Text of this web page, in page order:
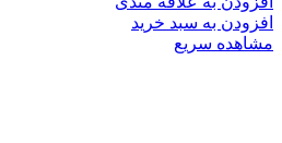
افزودن به سبد خرید
مشاهده سریع